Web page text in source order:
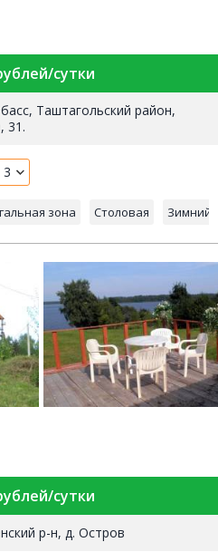
сутки
Таштагольский район,
31.
3
зона Столовая Зимний
сутки
р-н, д. Остров